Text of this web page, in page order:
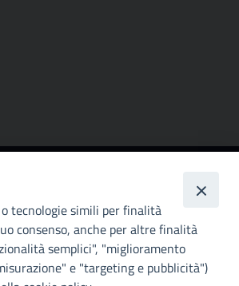
di
tecnologie simili per finalità
consenso, anche per altre finalità
semplici", "miglioramento
e "targeting e pubblicità")